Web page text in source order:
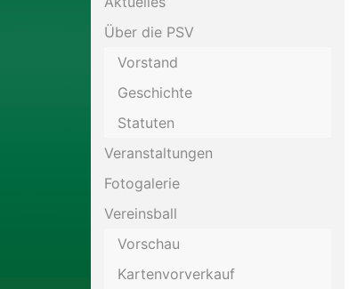
Eis- und Stocksport
Historisches Fechten
Über die PSV
Vorstand
Geschichte
Statuten
Veranstaltungen
Fotogalerie
Vereinsball
Vorschau
Kartenvorverkauf